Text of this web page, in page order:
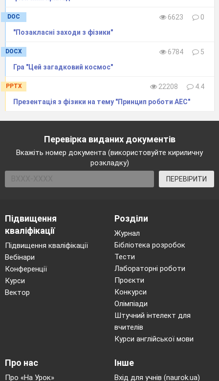
DOC 6623
0
"Позакласні заходи з фізики"
DOCX 6784
5
Гра "Цей загадковий космос"
PPTX 22208
4.4
Презентація з фізики на тему "Принцип роботи АЕС"
Перевірка виданих документів
Вкажіть номер документа (використовуйте кириличну
розкладку)
ПЕРЕВІРИТИ
Підвищення
кваліфікації
Підвищення кваліфікації
Вебінари
Конференції
Курси
Вектор
Розділи
Журнал
Бібліотека розробок
Тести
Лабораторні роботи
Проєкти
Конкурси
Олімпіади
Штучний інтелект для
вчителів
Курси англійської мови
Про нас
Про «На Урок»
Інше
Вхід для учнів (naurok.ua)